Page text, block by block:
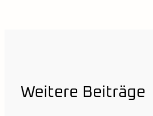
Weitere Beiträge